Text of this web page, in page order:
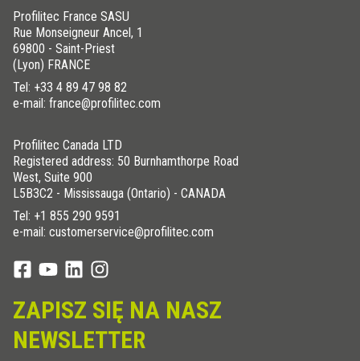
Profilitec France SASU
Rue Monseigneur Ancel, 1
69800 - Saint-Priest
(Lyon) FRANCE
Tel: +33 4 89 47 98 82
e-mail: france@profilitec.com
Profilitec Canada LTD
Registered address: 50 Burnhamthorpe Road
West, Suite 900
L5B3C2 - Mississauga (Ontario) - CANADA
Tel: +1 855 290 9591
e-mail: customerservice@profilitec.com
ZAPISZ SIĘ NA NASZ
NEWSLETTER